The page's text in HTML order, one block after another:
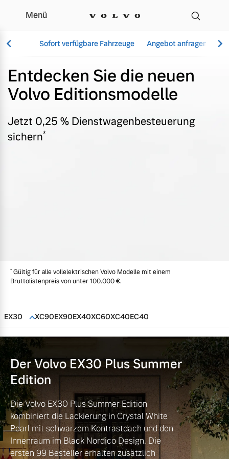
Editionsmodelle
Menü
Sofort verfügbare Fahrzeuge Angebot anfragen
6 Modelle
4 Modelle
Geschäftskunden
Editionsmodelle
Konnektivität
Angebot anfragen
Gebrauchtwagen
Aktuelle Zubehörangebote
Zubehörkatalog
Service by Volvo
Sie erhalten bei uns eine
Vielzahl von Original
Unsere News & Events
Entdecken Sie die neuen
Volvo Editionsmodelle
Jetzt 0,25 % Dienstwagenbesteuerung
sichern*
* Gültig für alle vollelektrischen Volvo Modelle mit einem
Bruttolistenpreis von unter 100.000 €.
EX30 XC90EX90EX40XC60XC40EC40
Der Volvo EX30Plus Summer
Edition
Die Volvo EX30 Plus Summer Edition
kombiniert die Lackierung in Crystal White
Pearl mit schwarzem Kontrastdach und den
Innenraum im Black Nordico Design. Die
ersten 99 Besteller erhalten zusätzlich